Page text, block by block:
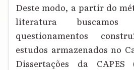
Deste modo, a partir do
literatura buscamos
questionamentos
estudos armazenados no
Dissertações da CAPES